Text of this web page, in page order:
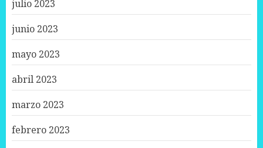
julio 2023
junio 2023
mayo 2023
abril 2023
marzo 2023
febrero 2023